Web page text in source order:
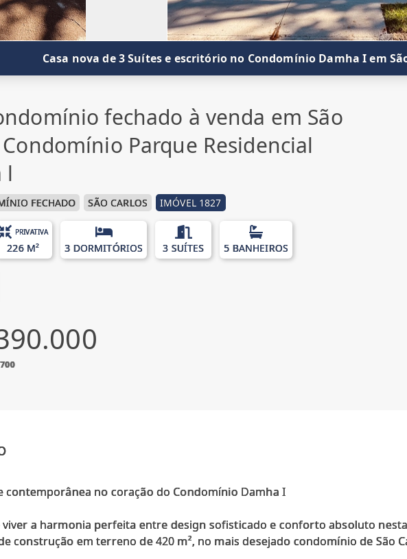
Casa nova de 3 Suítes e escritório no Condomínio Damha I em
fechado à venda em São
Parque Residencial
l
FECHADO SÃO CARLOS IMÓVEL 1827
PRIVATIVA
226 M² 3 DORMITÓRIOS 3 SUÍTES 5 BANHEIROS
contemporânea no coração do Condomínio Damha I
viver a harmonia perfeita entre design sofisticado e conforto absoluto
construção em terreno de 420 m², no mais desejado condomínio de São